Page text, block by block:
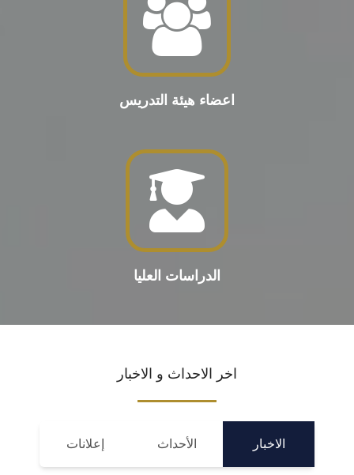
اعضاء هيئة التدريس
الدراسات العليا
اخر الاحداث و الاخبار
الاخبار الأحداث إعلانات